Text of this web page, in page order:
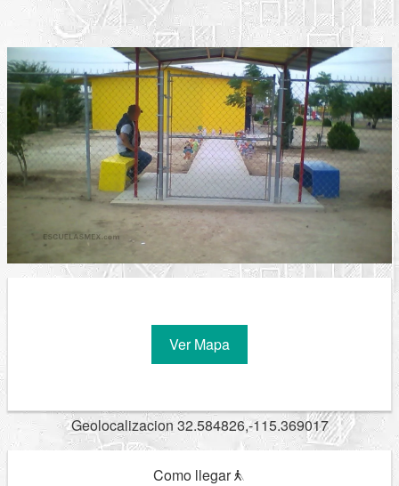
Ver Mapa
Geolocalizacion 32.584826,-115.369017
Como llegar